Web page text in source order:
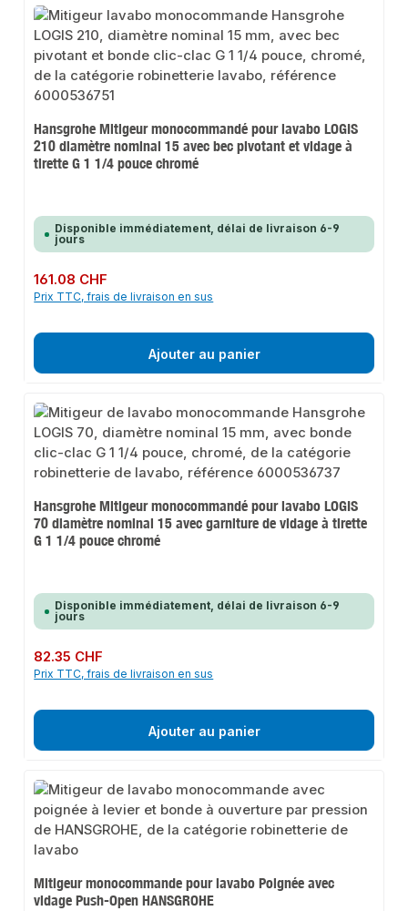
Hansgrohe Mitigeur monocommandé pour lavabo LOGIS
210 diamètre nominal 15 avec bec pivotant et vidage à
tirette G 1 1/4 pouce chromé
Disponible immédiatement, délai de livraison 6-9
jours
Prix régulier :
161.08 CHF
Prix TTC, frais de livraison en sus
Ajouter au panier
Hansgrohe Mitigeur monocommandé pour lavabo LOGIS
70 diamètre nominal 15 avec garniture de vidage à tirette
G 1 1/4 pouce chromé
Disponible immédiatement, délai de livraison 6-9
jours
Prix régulier :
82.35 CHF
Prix TTC, frais de livraison en sus
Ajouter au panier
Mitigeur monocommande pour lavabo Poignée avec
vidage Push-Open HANSGROHE